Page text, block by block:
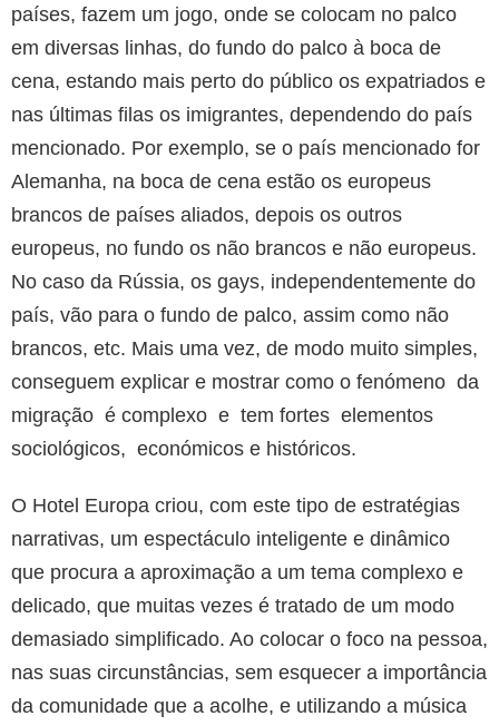
países, fazem um jogo, onde se colocam no palco
em diversas linhas, do fundo do palco à boca de
cena, estando mais perto do público os expatriados e
nas últimas filas os imigrantes, dependendo do país
mencionado. Por exemplo, se o país mencionado for
Alemanha, na boca de cena estão os europeus
brancos de países aliados, depois os outros
europeus, no fundo os não brancos e não europeus.
No caso da Rússia, os gays, independentemente do
país, vão para o fundo de palco, assim como não
brancos, etc. Mais uma vez, de modo muito simples,
conseguem explicar e mostrar como o fenómeno da
migração é complexo e tem fortes elementos
sociológicos, económicos e históricos.
O Hotel Europa criou, com este tipo de estratégias
narrativas, um espectáculo inteligente e dinâmico
que procura a aproximação a um tema complexo e
delicado, que muitas vezes é tratado de um modo
demasiado simplificado. Ao colocar o foco na pessoa,
nas suas circunstâncias, sem esquecer a importância
da comunidade que a acolhe, e utilizando a música